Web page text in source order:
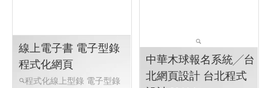
中華木球報名系統╱台
北網頁設計 台北程式